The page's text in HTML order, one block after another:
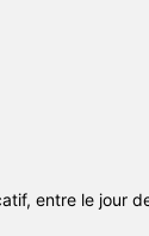
entre le jour